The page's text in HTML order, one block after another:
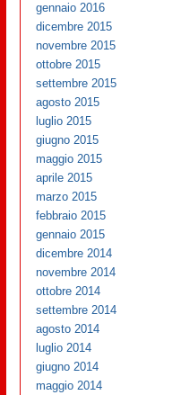
gennaio 2016
dicembre 2015
novembre 2015
ottobre 2015
settembre 2015
agosto 2015
luglio 2015
giugno 2015
maggio 2015
aprile 2015
marzo 2015
febbraio 2015
gennaio 2015
dicembre 2014
novembre 2014
ottobre 2014
settembre 2014
agosto 2014
luglio 2014
giugno 2014
maggio 2014